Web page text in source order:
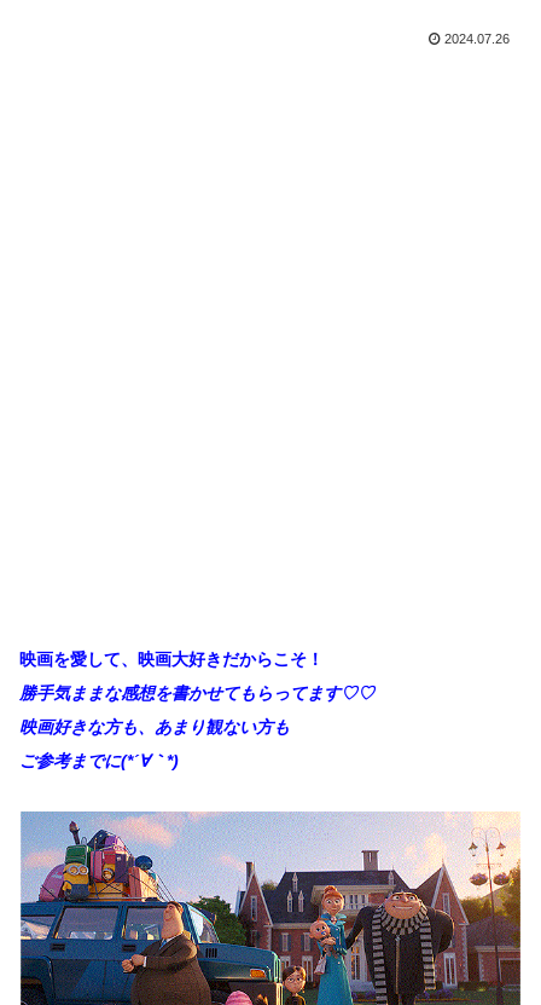
2024.07.26
映画を愛して、映画大好きだからこそ！
勝手気ままな感想を書かせてもらってます♡♡
映画好きな方も、あまり観ない方も
ご参考までに(*´∀｀*)